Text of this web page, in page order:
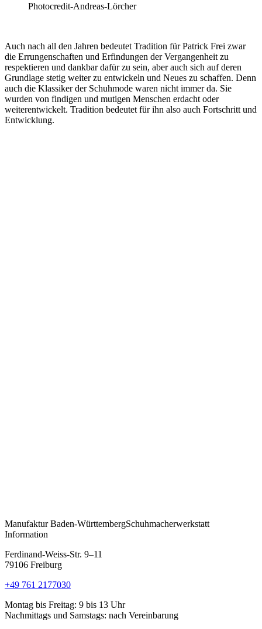
Photocredit-Andreas-Lörcher
Auch nach all den Jahren bedeutet Tradition für Patrick Frei zwar
die Errungenschaften und Erfindungen der Vergangenheit zu
respektieren und dankbar dafür zu sein, aber auch sich auf deren
Grundlage stetig weiter zu entwickeln und Neues zu schaffen. Denn
auch die Klassiker der Schuhmode waren nicht immer da. Sie
wurden von findigen und mutigen Menschen erdacht oder
weiterentwickelt. Tradition bedeutet für ihn also auch Fortschritt und
Entwicklung.
Manufaktur Baden-WürttembergSchuhmacherwerkstatt
Information
Ferdinand-Weiss-Str. 9–11
79106 Freiburg
+49 761 2177030
Montag bis Freitag: 9 bis 13 Uhr
Nachmittags und Samstags: nach Vereinbarung